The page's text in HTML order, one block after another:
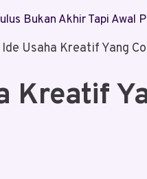
Bukan Akhir Tapi Awal
Usaha Kreatif Yang
Kreatif